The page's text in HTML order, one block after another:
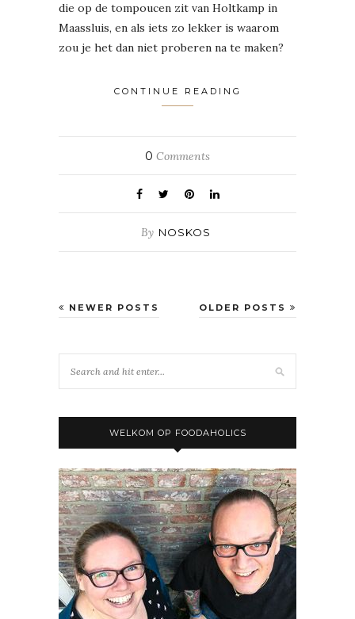
die op de tompoucen zit van Holtkamp in
Maassluis, en als iets zo lekker is waarom
zou je het dan niet proberen na te maken?
CONTINUE READING
0 Comments
By NOSKOS
OLDER POSTS
NEWER POSTS
WELKOM OP FOODAHOLICS